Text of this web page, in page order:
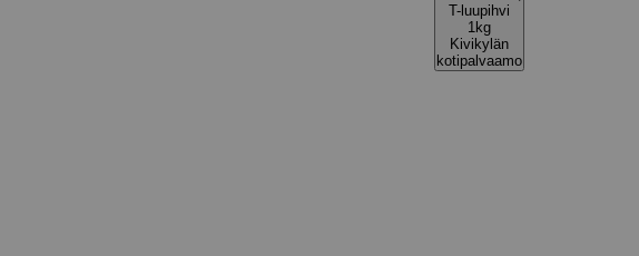
T-luupihvi
1kg
Kivikylän
kotipalvaamo